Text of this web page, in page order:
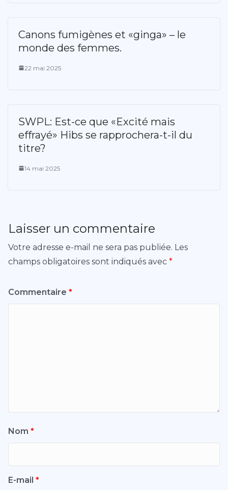
Canons fumigènes et «ginga» – le
monde des femmes.
22 mai 2025
SWPL: Est-ce que «Excité mais
effrayé» Hibs se rapprochera-t-il du
titre?
14 mai 2025
Laisser un commentaire
Votre adresse e-mail ne sera pas publiée. Les
champs obligatoires sont indiqués avec *
Commentaire *
Nom *
E-mail *